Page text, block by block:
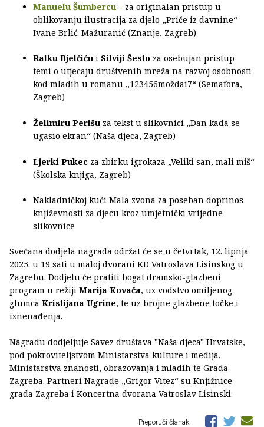
Manuelu Šumbercu – za originalan pristup u
oblikovanju ilustracija za djelo „Priče iz davnine“
Ivane Brlić-Mažuranić (Znanje, Zagreb)
Ratku Bjelčiću i Silviji Šesto za osebujan pristup
temi o utjecaju društvenih mreža na razvoj osobnosti
kod mladih u romanu „123456moždai7“ (Semafora,
Zagreb)
Želimiru Perišu za tekst u slikovnici „Dan kada se
ugasio ekran“ (Naša djeca, Zagreb)
Ljerki Pukec za zbirku igrokaza „Veliki san, mali miš“
(Školska knjiga, Zagreb)
Nakladničkoj kući Mala zvona za poseban doprinos
književnosti za djecu kroz umjetnički vrijedne
slikovnice
Svečana dodjela nagrada održat će se u četvrtak, 12. lipnja
2025. u 19 sati u maloj dvorani KD Vatroslava Lisinskog u
Zagrebu. Dodjelu će pratiti bogat dramsko-glazbeni
program u režiji Marija Kovača, uz vodstvo omiljenog
glumca Kristijana Ugrine, te uz brojne glazbene točke i
iznenađenja.
Nagradu dodjeljuje Savez društava "Naša djeca" Hrvatske,
pod pokroviteljstvom Ministarstva kulture i medija,
Ministarstva znanosti, obrazovanja i mladih te Grada
Zagreba. Partneri Nagrade „Grigor Vitez“ su Knjižnice
grada Zagreba i Koncertna dvorana Vatroslav Lisinski.
Preporuči članak